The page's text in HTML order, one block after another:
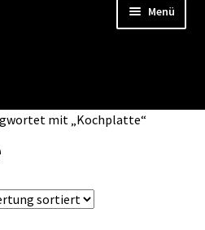
Menü
mit „Kochplatte“